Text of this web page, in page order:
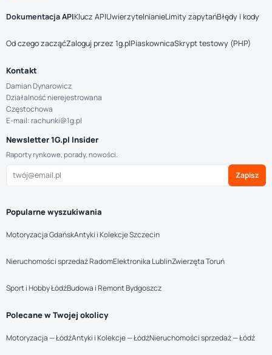
Dokumentacja APIKlucz APIUwierzytelnianieLimity zapytańBłędy i kody
Od czego zacząćZaloguj przez 1g.plPiaskownicaSkrypt testowy (PHP)
Kontakt
Damian Dynarowicz
Działalność nierejestrowana
Częstochowa
E-mail: rachunki@1g.pl
Newsletter 1G.pl Insider
Raporty rynkowe, porady, nowości.
Zapisz
Popularne wyszukiwania
Motoryzacja GdańskAntyki i Kolekcje Szczecin
Nieruchomości sprzedaż RadomElektronika LublinZwierzęta Toruń
Sport i Hobby ŁódźBudowa i Remont Bydgoszcz
Polecane w Twojej okolicy
Motoryzacja — ŁódźAntyki i Kolekcje — ŁódźNieruchomości sprzedaż — Łódź